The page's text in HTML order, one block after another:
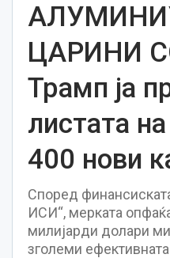
ЦАРИНИ
Трамп ја
листата
400 нови
Според
ИСИ“, мерката
милијарди долари
зголеми